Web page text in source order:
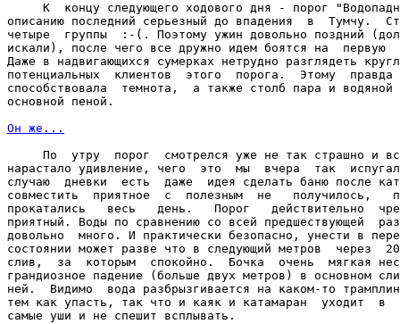
К  концу следующего ходового дня - порог
описанию последний серьезный до впадения  в  Тумчу.
четыре  группы  :-(. Поэтому ужин довольно поздний
искали), после чего все дружно идем боятся на  первую
Даже в надвигающихся сумерках нетрудно разглядеть
потенциальных  клиентов  этого  порога.  Этому  правда
способствовала  темнота,  а также столб пара и водяной
основной пеной.
Он же...
По  утру  порог  смотрелся уже не так страшно и
нарастало удивление, чего  это  мы  вчера  так
случаю  дневки  есть  даже  идея сделать баню после
совместить  приятное  с  полезным  не   получилось,
прокатались   весь   день.   Порог   действительно
приятный. Воды по сравнению со всей предшествующей
довольно  много. И практически безопасно, унести в
состоянии может разве что в следующий метров  через
слив,  за  которым  спокойно.  Бочка  очень  мягкая
грандиозное падение (больше двух метров) в основном
ней.  Видимо  вода разбрызгивается на каком-то
тем как упасть, так что и каяк и катамаран  уходит  в
самые уши и не спешит всплывать.